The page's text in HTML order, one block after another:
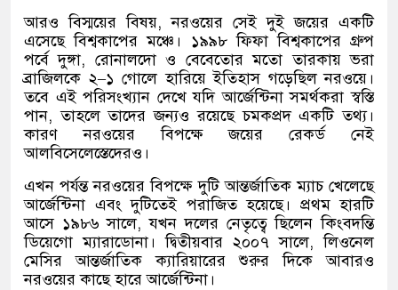
আরও বিস্ময়ের বিষয়,নরওয়ের সেই দুই জয়ের একটি
এসেছে বিশ্বকাপের মঞ্চে। ১৯৯৮ ফিফা বিশ্বকাপের গ্রুপ
পর্বে দুঙ্গা, রোনালদো ও বেবেতোর মতো তারকায় ভরা
ব্রাজিলকে ২–১ গোলে হারিয়ে ইতিহাস গড়েছিল নরওয়ে।
তবে এই পরিসংখ্যান দেখে যদি আর্জেন্টিনা সমর্থকরা স্বস্তি
পান,তাহলে তাদের জন্যও রয়েছে চমকপ্রদ একটি তথ্য।
কারণ নরওয়ের বিপক্ষে জয়ের রেকর্ড নেই
আলবিসেলেস্তেদেরও।
এখন পর্যন্ত নরওয়ের বিপক্ষে দুটি আন্তর্জাতিক ম্যাচ খেলেছে
আর্জেন্টিনা এবং দুটিতেই পরাজিত হয়েছে। প্রথম হারটি
আসে ১৯৮৬ সালে,যখন দলের নেতৃত্বে ছিলেন কিংবদন্তি
ডিয়েগো ম্যারাডোনা। দ্বিতীয়বার ২০০৭ সালে,লিওনেল
মেসির আন্তর্জাতিক ক্যারিয়ারের শুরুর দিকে আবারও
নরওয়ের কাছে হারে আর্জেন্টিনা।